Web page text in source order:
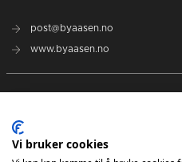
post@byaasen.no
www.byaasen.no
Kommende kamper
Vi bruker cookies